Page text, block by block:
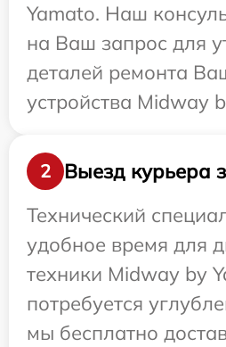
Yamato. Наш
на Ваш запрос для
деталей ремонта
устройства Midway
2
Выезд курьера
Технический
удобное время для
техники Midway by
потребуется
мы бесплатно